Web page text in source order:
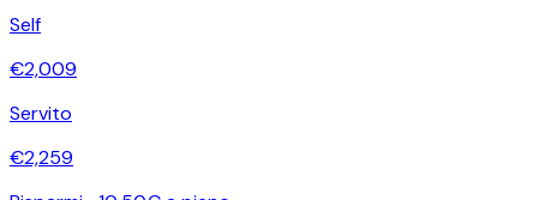
Self
€2,009
Servito
€2,259